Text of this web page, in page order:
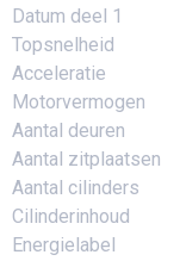
Datum deel 1
Topsnelheid
Acceleratie
Motorvermogen
Aantal deuren
Aantal zitplaatsen
Aantal cilinders
Cilinderinhoud
Energielabel